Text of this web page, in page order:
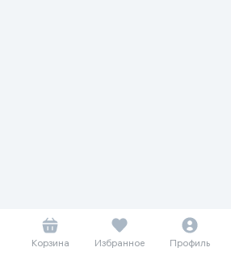
Корзина Избранное Профиль